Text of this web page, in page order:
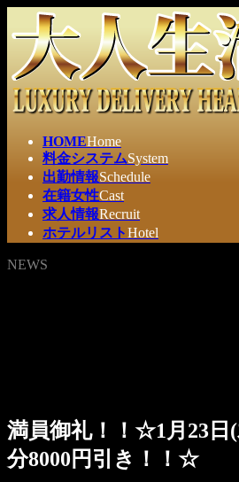
ン
ン
ツ
へ
ビ
ー
シ
ョ
HOMEHome
料金システムSystem
出勤情報Schedule
在籍女性Cast
求人情報Recruit
ホテルリストHotel
NEWS
満員御礼！！☆1月23日
分8000円引き！！☆